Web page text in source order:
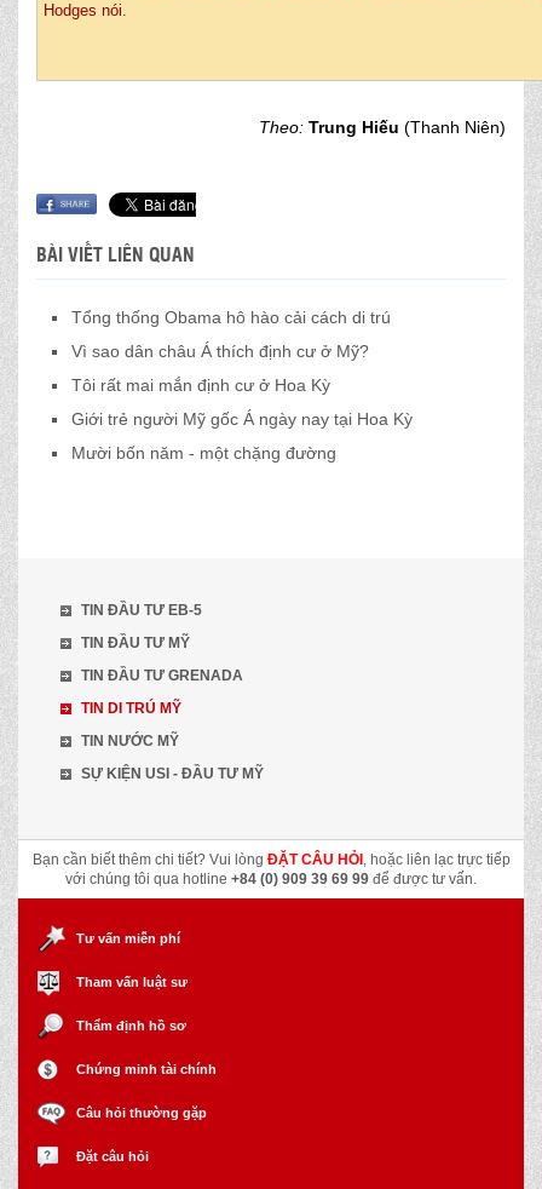
Hodges nói.
Theo: Trung Hiếu (Thanh Niên)
BÀI VIẾT LIÊN QUAN
Tổng thống Obama hô hào cải cách di trú
Vì sao dân châu Á thích định cư ở Mỹ?
Tôi rất mai mắn định cư ở Hoa Kỳ
Giới trẻ người Mỹ gốc Á ngày nay tại Hoa Kỳ
Mười bốn năm - một chặng đường
TIN ĐẦU TƯ EB-5
TIN ĐẦU TƯ MỸ
TIN ĐẦU TƯ GRENADA
TIN DI TRÚ MỸ
TIN NƯỚC MỸ
SỰ KIỆN USI - ĐẦU TƯ MỸ
Bạn cần biết thêm chi tiết? Vui lòng ĐẶT CÂU HỎI , hoặc liên lạc trực tiếp
với chúng tôi qua hotline +84 (0) 909 39 69 99 để được tư vấn.
Tư vấn miễn phí
Tham vấn luật sư
Thẩm định hồ sơ
Chứng minh tài chính
Câu hỏi thường gặp
Đặt câu hỏi